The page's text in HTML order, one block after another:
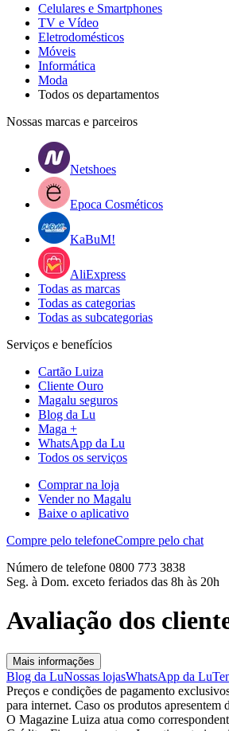
Celulares e Smartphones
TV e Vídeo
Eletrodomésticos
Móveis
Informática
Moda
Todos os departamentos
Nossas marcas e parceiros
Netshoes
Epoca Cosméticos
KaBuM!
AliExpress
Todas as marcas
Todas as categorias
Todas as subcategorias
Serviços e benefícios
Cartão Luiza
Cliente Ouro
Magalu seguros
Blog da Lu
Maga +
WhatsApp da Lu
Todos os serviços
Comprar na loja
Vender no Magalu
Baixe o aplicativo
Compre pelo telefoneCompre pelo chat
Número de telefone 0800 773 3838
Seg. à Dom. exceto feriados das 8h às 20h
Avaliação dos
Mais informações
Blog da LuNossas lojasWhatsApp da Lu
Preços e condições de pagamento
para internet. Caso os produtos
O Magazine Luiza atua como